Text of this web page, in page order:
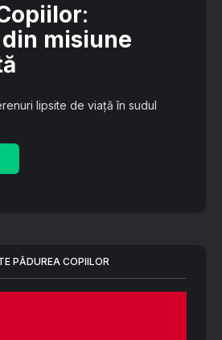
:
misiune
lipsite de viață în sudul
PĂDUREA COPIILOR